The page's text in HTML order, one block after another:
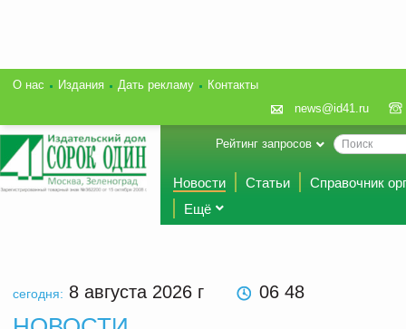
О нас Издания Дать рекламу
Контакты
news@id41.ru
Рейтинг запросов
Новости Статьи
Справочник
Ещё
сегодня: 8 августа 2026 г 06 48